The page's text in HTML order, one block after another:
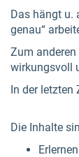
Das hängt u.
genau“
Zum anderen
wirkungsvoll
In der letzten
Die Inhalte